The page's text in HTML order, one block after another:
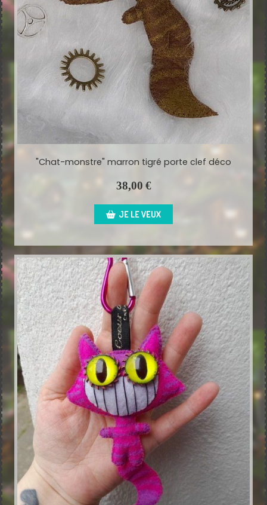
"Chat-monstre" marron tigré porte clef déco
38,00 €
JE LE VEUX